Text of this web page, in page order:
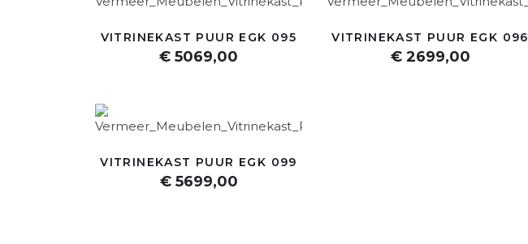
VITRINEKAST PUUR EGK 095
€ 5069,00
VITRINEKAST PUUR EGK 096
€ 2699,00
VITRINEKAST PUUR EGK 099
€ 5699,00